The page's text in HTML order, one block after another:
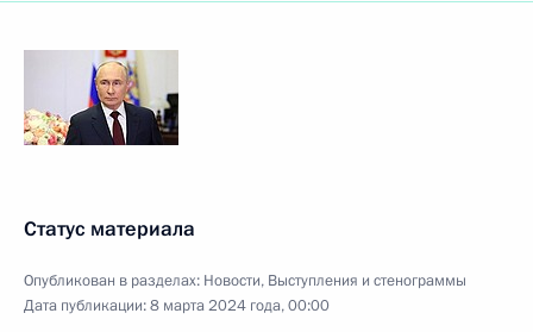
Статус материала
Опубликован в разделах: Новости, Выступления и стенограммы
Дата публикации:8 марта 2024 года, 00:00